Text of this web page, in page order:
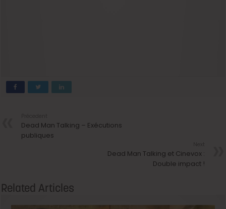
Dead Man Talking – Exécutions
publiques
Dead Man Talking et Cinevox :
Double impact !
Related Articles